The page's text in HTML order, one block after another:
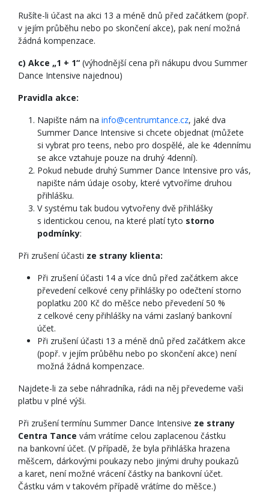
Rušíte-li účast na akci 13 a méně dnů před začátkem (popř.
v jejím průběhu nebo po skončení akce), pak není možná
žádná kompenzace.
c) Akce „1 + 1“ (výhodnější cena při nákupu dvou Summer
Dance Intensive najednou)
Pravidla akce:
Napište nám na info@centrumtance.cz, jaké dva
Summer Dance Intensive si chcete objednat (můžete
si vybrat pro teens, nebo pro dospělé, ale ke 4dennímu
se akce vztahuje pouze na druhý 4denní).
Pokud nebude druhý Summer Dance Intensive pro vás,
napište nám údaje osoby, které vytvoříme druhou
přihlášku.
V systému tak budou vytvořeny dvě přihlášky
s identickou cenou, na které platí tyto storno
podmínky:
Při zrušení účasti ze strany klienta:
Při zrušení účasti 14 a více dnů před začátkem akce
převedení celkové ceny přihlášky po odečtení storno
poplatku 200 Kč do měšce nebo převedení 50 %
z celkové ceny přihlášky na vámi zaslaný bankovní
účet.
Při zrušení účasti 13 a méně dnů před začátkem akce
(popř. v jejím průběhu nebo po skončení akce) není
možná žádná kompenzace.
Najdete-li za sebe náhradníka, rádi na něj převedeme vaši
platbu v plné výši.
Při zrušení termínu Summer Dance Intensive ze strany
Centra Tance vám vrátíme celou zaplacenou částku
na bankovní účet. (V případě, že byla přihláška hrazena
měšcem, dárkovými poukazy nebo jinými druhy poukazů
a karet, není možné vrácení částky na bankovní účet.
Částku vám v takovém případě vrátíme do měšce.)